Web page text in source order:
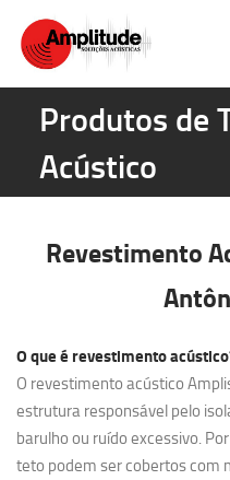
Produtos de
Acústico
Revestimento
O que é revestimento
O revestimento acústico
estrutura responsável pelo
barulho ou ruído excessivo.
teto podem ser cobertos com